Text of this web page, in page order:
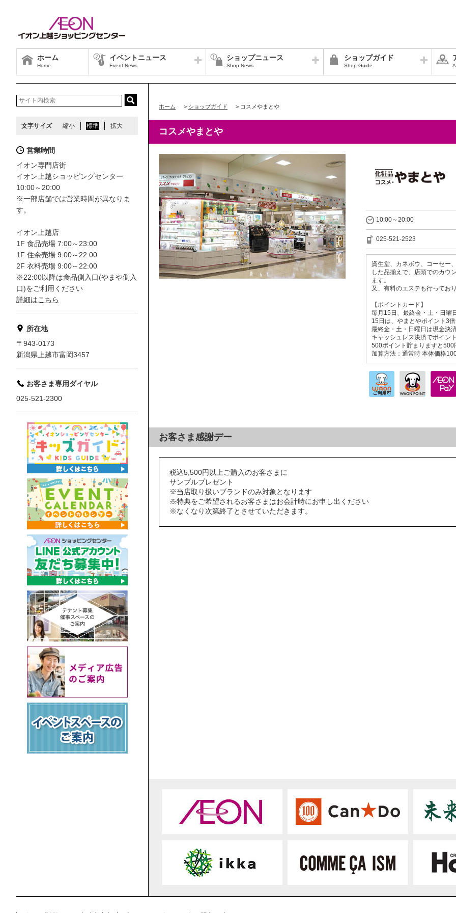
ホーム
Home
イベントニュース
Event News
ショップニュース
Shop News
ショップガイド
Shop Guide
ホーム > ショップガイド > コスメやまとや
コスメやまとや
10:00～20:00
025-521-2523
資生堂、カネボウ、コーセー
した品揃えで、店頭でのカウ
ます。
又、有料のエステも行っており
【ポイントカード】
毎月15日、最終金・土・日曜
15日は、やまとやポイント3倍
最終金・土・日曜日は現金決
キャッシュレス決済でポイン
500ポイント貯まりますと500
加算方法：通常時 本体価格
お客さま感謝デー
税込5,500円以上ご購入のお客さまに
サンプルプレゼント
※当店取り扱いブランドのみ対象となります
※特典をご希望されるお客さまはお会計時にお申し出ください
※なくなり次第終了とさせていただきます。
文字サイズ 縮小 標準 拡大
営業時間
イオン専門店街
イオン上越ショッピングセンター
10:00～20:00
※一部店舗では営業時間が異なりま
す。
イオン上越店
1F 食品売場 7:00～23:00
1F 住余売場 9:00～22:00
2F 衣料売場 9:00～22:00
※22:00以降は食品側入口(やまや側入
口)をご利用ください
詳細はこちら
所在地
〒943-0173
新潟県上越市富岡3457
お客さま専用ダイヤル
025-521-2300